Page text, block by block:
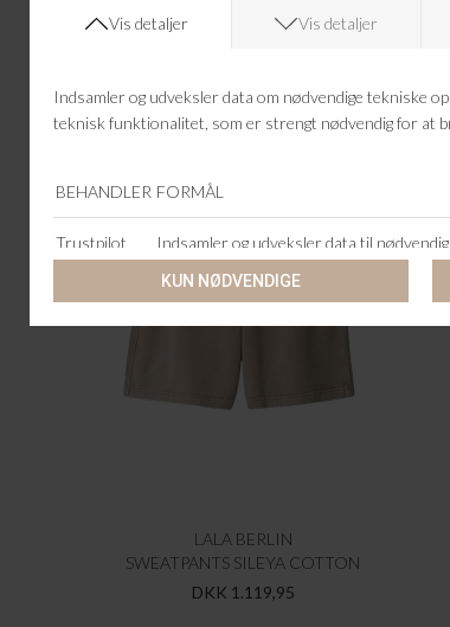
ANDRE
LALA BERLIN
SWEATPANTS SILEYA COTTON
DKK 1.119,95